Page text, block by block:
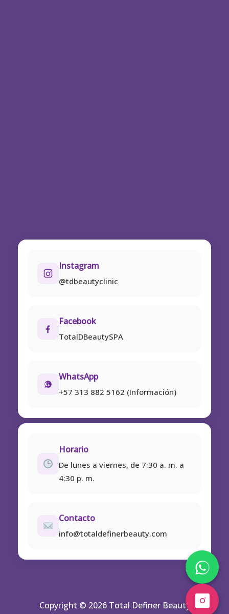
Instagram
@tdbeautyclinic
Facebook
TotalDBeautySPA
WhatsApp
+57 313 882 5162 (Información)
Horario
De lunes a viernes, de 7:30 a. m. a
4:30 p. m.
Contacto
info@totaldefinerbeauty.com
Copyright © 2026 Total Definer Beauty